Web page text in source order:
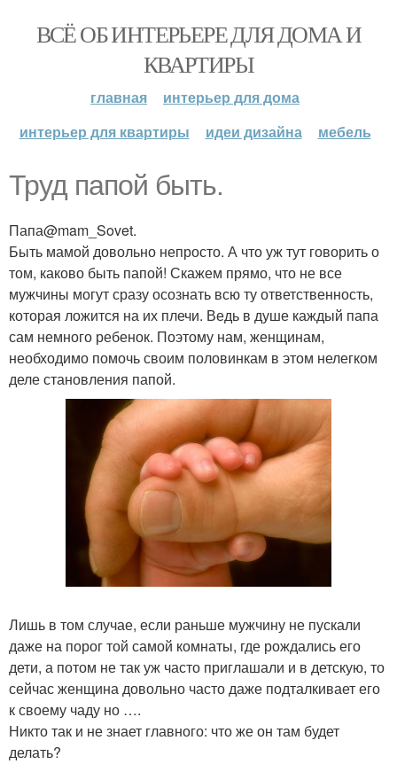
ВСЁ ОБ ИНТЕРЬЕРЕ ДЛЯ ДОМА И
КВАРТИРЫ
главная
интерьер для дома
интерьер для квартиры
идеи дизайна мебель
Труд папой быть.
Папа@mam_Sovet.
Быть мамой довольно непросто. А что уж тут говорить о
том, каково быть папой! Скажем прямо, что не все
мужчины могут сразу осознать всю ту ответственность,
которая ложится на их плечи. Ведь в душе каждый папа
сам немного ребенок. Поэтому нам, женщинам,
необходимо помочь своим половинкам в этом нелегком
деле становления папой.
Лишь в том случае, если раньше мужчину не пускали
даже на порог той самой комнаты, где рождались его
дети, а потом не так уж часто приглашали и в детскую, то
сейчас женщина довольно часто даже подталкивает его
к своему чаду но ….
Никто так и не знает главного: что же он там будет
делать?